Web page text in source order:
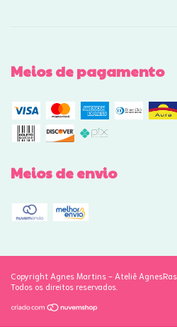
Meios de pagamento
Meios de envio
Copyright Agnes Martins - Ateliê
Todos os direitos reservados.